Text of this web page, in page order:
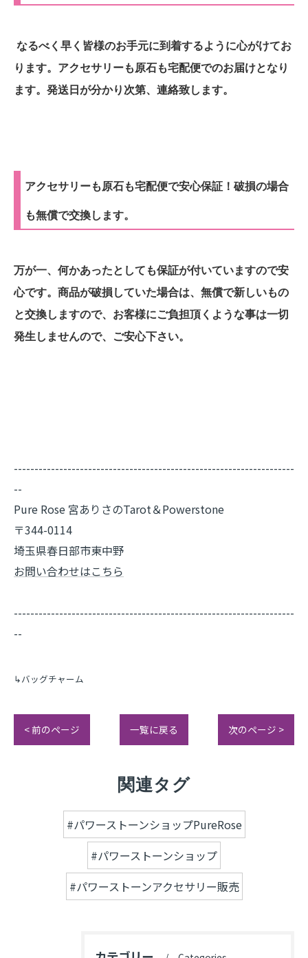
なるべく早く皆様のお手元に到着するように心がけてお
ります。アクセサリーも原石も宅配便でのお届けとなり
ます。発送日が分かり次第、連絡致します。
アクセサリーも原石も宅配便で安心保証！破損の場合
も無償で交換します。
万が一、何かあったとしても保証が付いていますので安
心です。商品が破損していた場合は、無償で新しいもの
と交換しますので、お客様にご負担頂くような事は一切
発生しませんので、ご安心下さい。
--------------------------------------------------------------------
--
Pure Rose 宮ありさのTarot＆Powerstone
〒344-0114
埼玉県春日部市東中野
お問い合わせはこちら
--------------------------------------------------------------------
--
↳バッグチャーム
< 前のページ 一覧に戻る 次のページ >
関連タグ
#パワーストーンショップPureRose
#パワーストーンショップ
#パワーストーンアクセサリー販売